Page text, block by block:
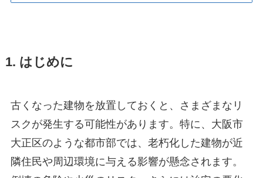
1. はじめに
古くなった建物を放置しておくと、さまざまなリ
スクが発生する可能性があります。特に、大阪市
大正区のような都市部では、老朽化した建物が近
隣住民や周辺環境に与える影響が懸念されます。